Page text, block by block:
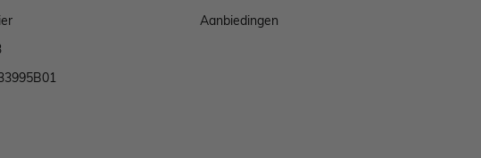
Aanbiedingen